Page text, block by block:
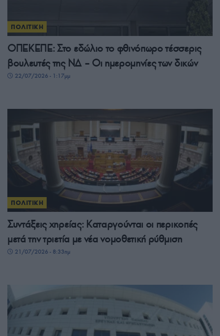
ΠΟΛΙΤΙΚΗ
ΟΠΕΚΕΠΕ: Στο εδώλιο το φθινόπωρο τέσσερις
βουλευτές της ΝΔ – Οι ημερομηνίες των δικών
22/07/2026 - 1:17μμ
ΠΟΛΙΤΙΚΗ
Συντάξεις χηρείας: Καταργούνται οι περικοπές
μετά την τριετία με νέα νομοθετική ρύθμιση
21/07/2026 - 8:33πμ